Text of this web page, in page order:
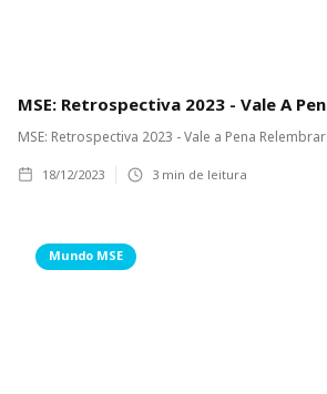
MSE: Retrospectiva 2023 - Vale A
MSE: Retrospectiva 2023 - Vale a Pena Relembrar
18/12/2023 3 min de leitura
Mundo MSE